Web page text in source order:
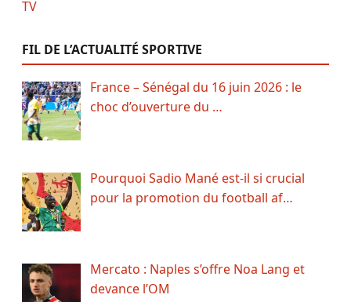
FIL DE L’ACTUALITÉ SPORTIVE
France – Sénégal du 16 juin 2026 : le
choc d’ouverture du …
Pourquoi Sadio Mané est-il si crucial
pour la promotion du football af…
Mercato : Naples s’offre Noa Lang et
devance l’OM